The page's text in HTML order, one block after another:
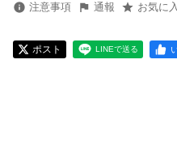
注意事項 通報 お気に
ポスト LINEで送る